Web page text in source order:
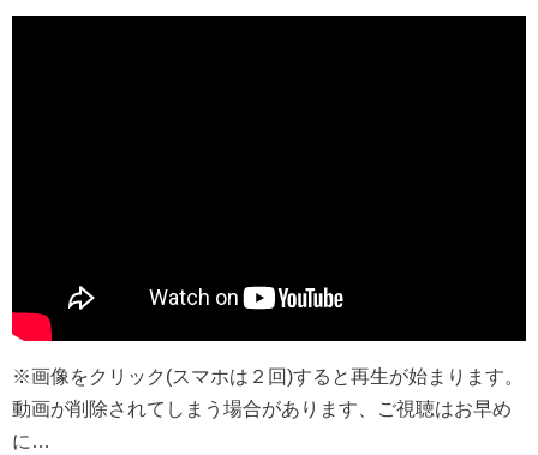
※画像をクリック(スマホは２回)すると再生が始まります。
動画が削除されてしまう場合があります、ご視聴はお早め
に…